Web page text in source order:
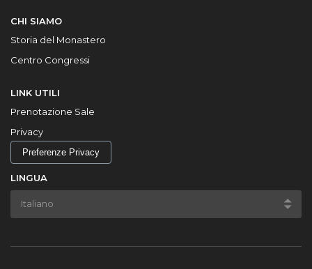
CHI SIAMO
Storia del Monastero
Centro Congressi
LINK UTILI
Prenotazione Sale
Privacy
Preferenze Privacy
LINGUA